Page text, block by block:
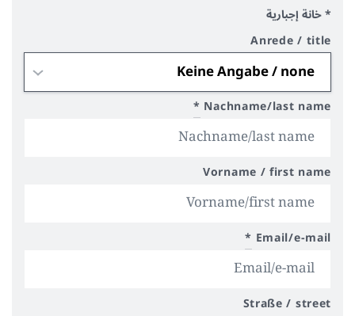
* خانة إجبارية
Anrede / title
Nachname/last name
*
Vorname / first name
Email/e-mail
*
Straße / street